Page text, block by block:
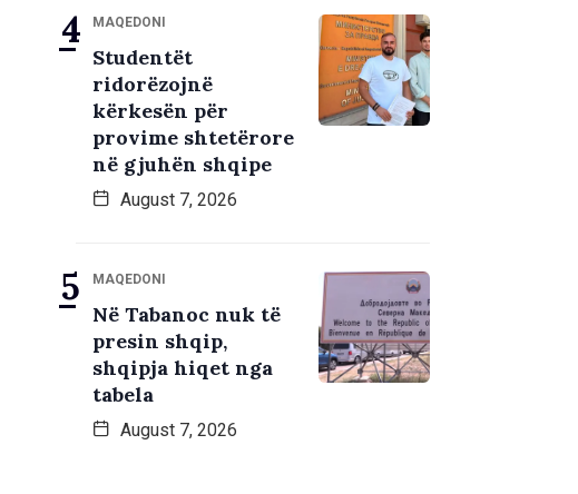
MAQEDONI
Studentët
ridorëzojnë
kërkesën për
provime shtetërore
në gjuhën shqipe
August 7, 2026
MAQEDONI
Në Tabanoc nuk të
presin shqip,
shqipja hiqet nga
tabela
August 7, 2026